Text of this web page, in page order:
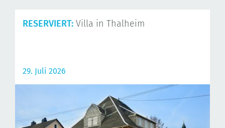
RESERVIERT: Villa in Thalheim
29. Juli 2026